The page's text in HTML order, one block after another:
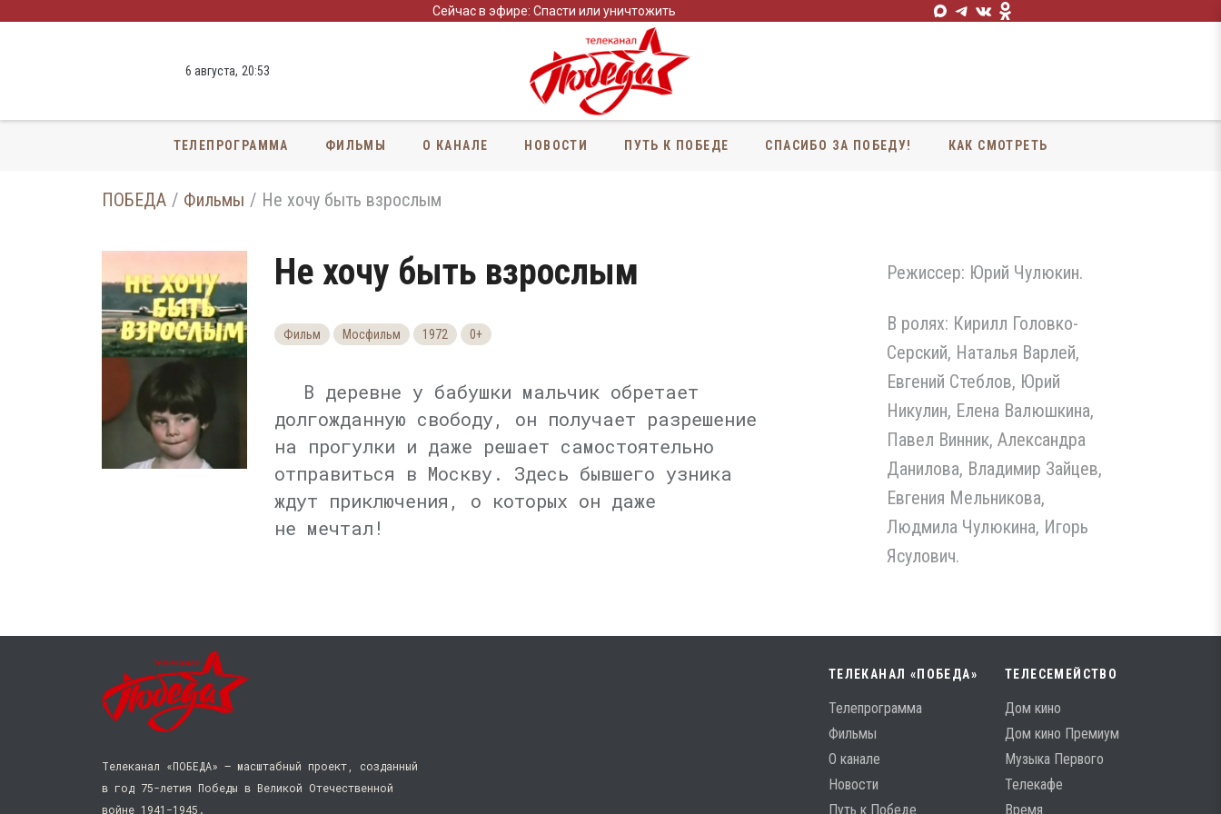
Сейчас в эфире: Спасти или уничтожить
6 августа, 20:53
ТЕЛЕПРОГРАММА ФИЛЬМЫ О КАНАЛЕ НОВОСТИ ПУТЬ К ПОБЕДЕ СПАСИБО ЗА ПОБЕДУ! КАК СМОТРЕТЬ
ПОБЕДА Фильмы Не хочу быть взрослым
Не хочу быть взрослым
Фильм Мосфильм 1972 0+
В деревне у бабушки мальчик обретает
долгожданную свободу, он получает разрешение
на прогулки и даже решает самостоятельно
отправиться в Москву. Здесь бывшего узника
ждут приключения, о которых он даже
не мечтал!
Режиссер: Юрий Чулюкин.
В ролях: Кирилл Головко-
Серский, Наталья Варлей,
Евгений Стеблов, Юрий
Никулин, Елена Валюшкина,
Павел Винник, Александра
Данилова, Владимир Зайцев,
Евгения Мельникова,
Людмила Чулюкина, Игорь
Ясулович.
Телеканал «ПОБЕДА» — масштабный проект, созданный
в год 75-летия Победы в Великой Отечественной
войне 1941−1945.
ТЕЛЕКАНАЛ «ПОБЕДА»
Телепрограмма
Фильмы
О канале
Новости
Путь к Победе
ТЕЛЕСЕМЕЙСТВО
Дом кино
Дом кино Премиум
Музыка Первого
Телекафе
Время